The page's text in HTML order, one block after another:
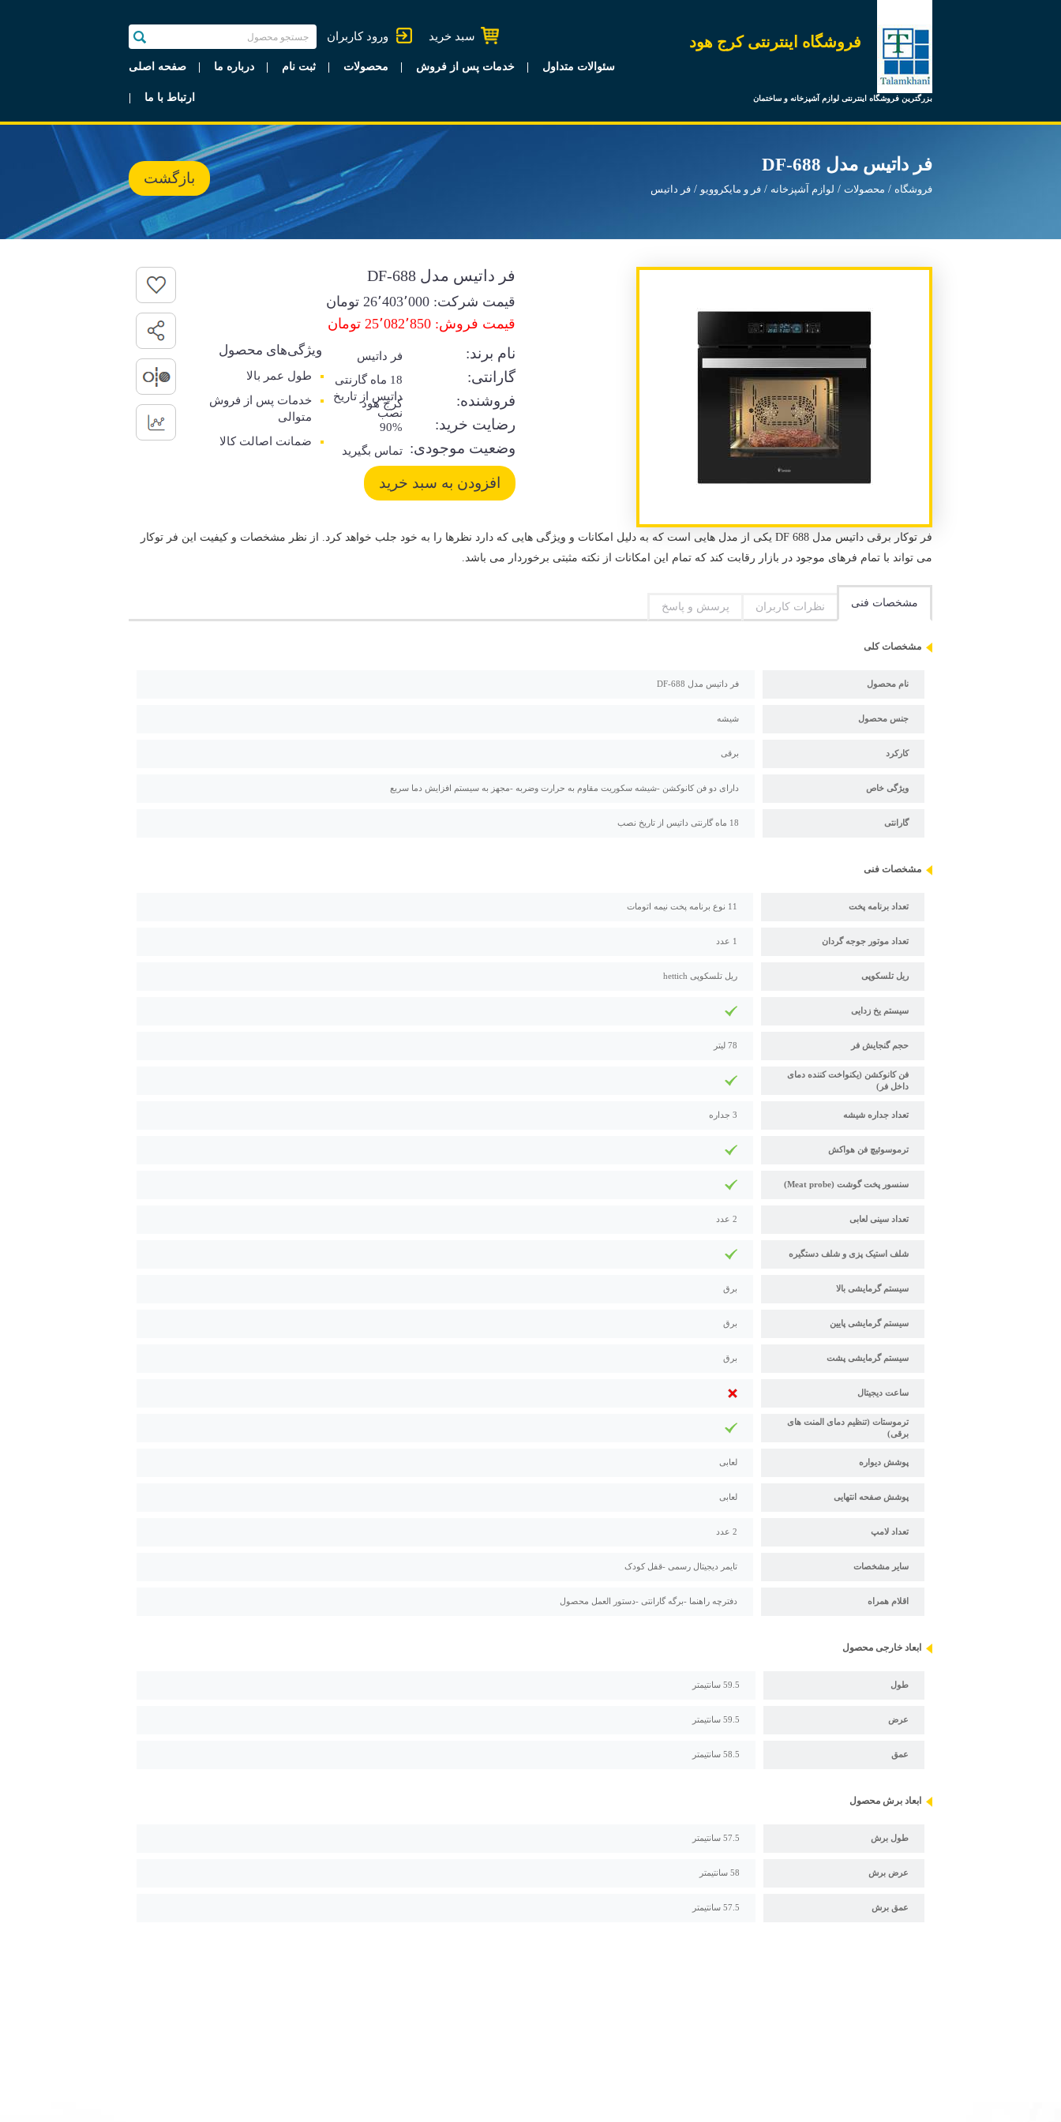
فروشگاه اینترنتی کرج هود
بزرگترین فروشگاه اینترنتی لوازم آشپزخانه و ساختمان
ورود کاربران سبد خرید
صفحه اصلی درباره ما ثبت نام محصولات خدمات پس از فروش سئوالات متداول
ارتباط با ما
فر داتیس مدل DF-688
فروشگاه محصولات لوازم آشپزخانه فر و مایکروویو فر داتیس
بازگشت
فر داتیس مدل DF-688
قیمت شرکت: 26٬403٬000 تومان
قیمت فروش: 25٬082٬850 تومان
نام برند: فر داتیس
گارانتی:
18 ماه گارنتی
داتیس از تاریخ
نصب
فروشنده: کرج هود
رضایت خرید: 90%
وضعیت موجودی: تماس بگیرید
ویژگی‌های محصول
طول عمر بالا
خدمات پس از فروش
متوالی
ضمانت اصالت کالا
فر توکار برقی داتیس مدل DF 688 یکی از مدل هایی است که به دلیل امکانات و ویژگی هایی که دارد نظرها را به خود جلب خواهد کرد. از نظر مشخصات و کیفیت این فر توکار
می تواند با تمام فرهای موجود در بازار رقابت کند که تمام این امکانات از نکته مثبتی برخوردار می باشد.
مشخصات فنی نظرات کاربران پرسش و پاسخ
مشخصات کلی
نام محصول فر داتیس مدل DF-688
جنس محصول شیشه
کارکرد برقی
ویژگی خاص دارای دو فن کانوکشن -شیشه سکوریت مقاوم به حرارت وضربه -مجهز به سیستم افزایش دما سریع
گارانتی 18 ماه گارنتی داتیس از تاریخ نصب
مشخصات فنی
تعداد برنامه پخت 11 نوع برنامه پخت نیمه اتومات
تعداد موتور جوجه گردان 1 عدد
ریل تلسکوپی ریل تلسکوپی hettich
سیستم یخ زدایی
حجم گنجایش فر 78 لیتر
فن کانوکشن (یکنواخت کننده دمای
داخل فر)
تعداد جداره شیشه 3 جداره
ترموسوئیچ فن هواکش
سنسور پخت گوشت (Meat probe)
تعداد سینی لعابی 2 عدد
شلف استیک پزی و شلف دستگیره
سیستم گرمایشی بالا برق
سیستم گرمایشی پایین برق
سیستم گرمایشی پشت برق
ساعت دیجیتال
ترموستات (تنظیم دمای المنت های
برقی)
پوشش دیواره لعابی
پوشش صفحه انتهایی لعابی
تعداد لامپ 2 عدد
سایر مشخصات تایمر دیجیتال رسمی -قفل کودک
اقلام همراه دفترچه راهنما -برگه گارانتی -دستور العمل محصول
ابعاد خارجی محصول
طول 59.5 سانتیمتر
عرض 59.5 سانتیمتر
عمق 58.5 سانتیمتر
ابعاد برش محصول
طول برش 57.5 سانتیمتر
عرض برش 58 سانتیمتر
عمق برش 57.5 سانتیمتر